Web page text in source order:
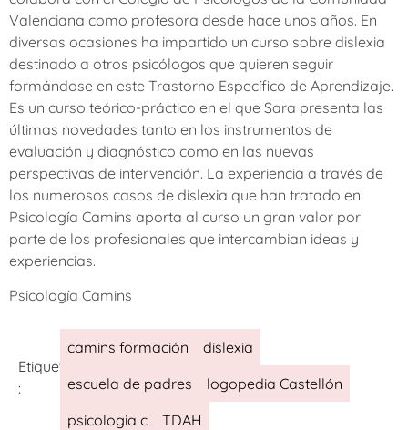
Valenciana como profesora desde hace unos años. En
diversas ocasiones ha impartido un curso sobre dislexia
destinado a otros psicólogos que quieren seguir
formándose en este Trastorno Específico de Aprendizaje.
Es un curso teórico-práctico en el que Sara presenta las
últimas novedades tanto en los instrumentos de
evaluación y diagnóstico como en las nuevas
perspectivas de intervención. La experiencia a través de
los numerosos casos de dislexia que han tratado en
Psicología Camins aporta al curso un gran valor por
parte de los profesionales que intercambian ideas y
experiencias.
Psicología Camins
Etiquetas
:
camins formación
dislexia
escuela de padres
logopedia Castellón
psicologia c
TDAH